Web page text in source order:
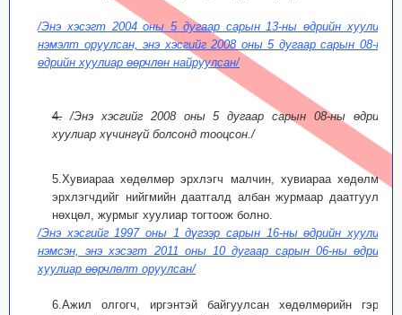
/Энэ хэсэгт 2004 оны 5 дугаар сарын 13-ны өдрийн хуулиар
нэмэлт оруулсан, энэ хэсгийг 2008 оны 5 дугаар сарын 08-ны
өдрийн хуулиар өөрчлөн найруулсан/
4. /Энэ хэсгийг 2008 оны 5 дугаар сарын 08-ны өдрийн
хуулиар хүчингүй болсонд тооцсон./
5.Хувиараа хөдөлмөр эрхлэгч малчин, хувиараа хөдөлмөр
эрхлэгчдийг нийгмийн даатгалд албан журмаар даатгуулах
нөхцөл, журмыг хуулиар тогтоож болно.
/Энэ хэсгийг 1997 оны 1 дүгээр сарын 16-ны өдрийн хуулиар
нэмсэн, энэ хэсэгт 2011 оны 10 дугаар сарын 06-ны өдрийн
хуулиар өөрчлөлт оруулсан/
6.Ажил олгогч, иргэнтэй байгуулсан хөдөлмөрийн гэрээ